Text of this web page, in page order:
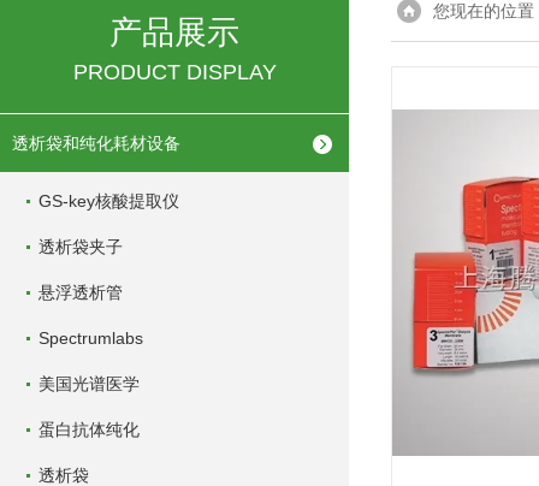
产品展示
PRODUCT DISPLAY
透析袋和纯化耗材设备
GS-key核酸提取仪
透析袋夹子
悬浮透析管
Spectrumlabs
美国光谱医学
蛋白抗体纯化
透析袋
您现在的位置